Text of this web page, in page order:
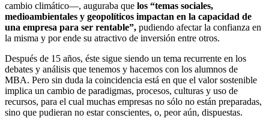
cambio climático—, auguraba que los “temas sociales,
medioambientales y geopolíticos impactan en la capacidad de
una empresa para ser rentable”, pudiendo afectar la confianza en
la misma y por ende su atractivo de inversión entre otros.
Después de 15 años, éste sigue siendo un tema recurrente en los
debates y análisis que tenemos y hacemos con los alumnos de
MBA. Pero sin duda la coincidencia está en que el valor sostenible
implica un cambio de paradigmas, procesos, culturas y uso de
recursos, para el cual muchas empresas no sólo no están preparadas,
sino que pudieran no estar conscientes, o, peor aún, dispuestas.